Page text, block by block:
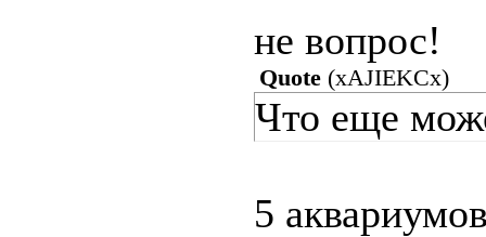
не вопрос!
Quote(xAJIEKCx)
Что еще
5